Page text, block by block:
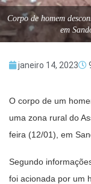
Corpo de homem
em
janeiro 14, 2023
O corpo de um
uma zona rural do
feira (12/01), em
Segundo
foi acionada por um